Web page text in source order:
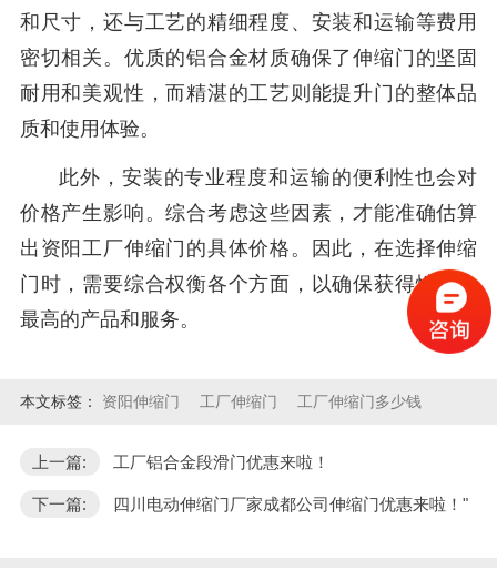
和尺寸，还与工艺的精细程度、安装和运输等费用
密切相关。优质的铝合金材质确保了伸缩门的坚固
耐用和美观性，而精湛的工艺则能提升门的整体品
质和使用体验。
此外，安装的专业程度和运输的便利性也会对
价格产生影响。综合考虑这些因素，才能准确估算
出资阳工厂伸缩门的具体价格。因此，在选择伸缩
门时，需要综合权衡各个方面，以确保获得性价比
最高的产品和服务。
本文标签： 资阳伸缩门 工厂伸缩门 工厂伸缩门多少钱
上一篇: 工厂铝合金段滑门优惠来啦！
下一篇: 四川电动伸缩门厂家成都公司伸缩门优惠来啦！"